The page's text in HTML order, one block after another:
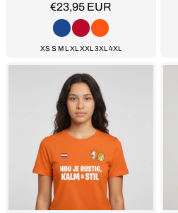
€23,95 EUR
XS S M L XL XXL 3XL 4XL